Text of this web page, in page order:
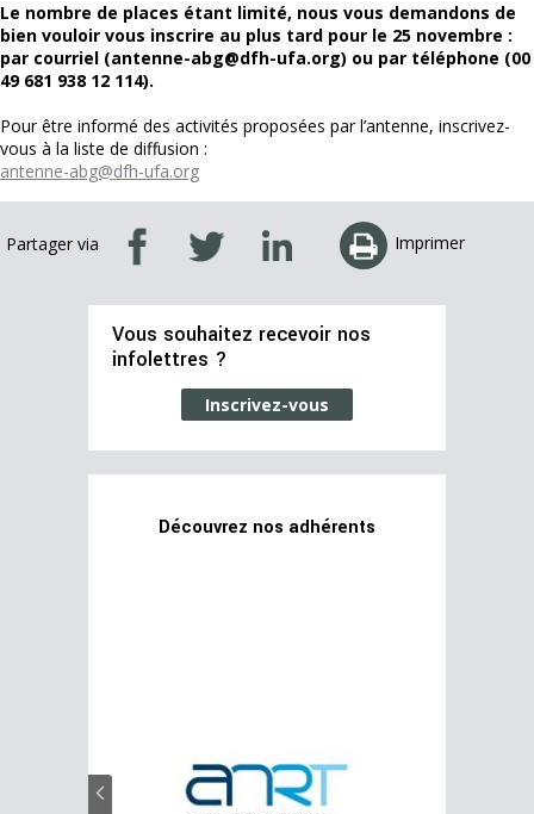
Le nombre de places étant limité, nous vous demandons de
bien vouloir vous inscrire au plus tard pour le 25 novembre :
par courriel (antenne-abg@dfh-ufa.org) ou par téléphone (00
49 681 938 12 114).
Pour être informé des activités proposées par l’antenne, inscrivez-
vous à la liste de diffusion :
antenne-abg@dfh-ufa.org
Partager via Imprimer
Vous souhaitez recevoir nos
infolettres ?
Inscrivez-vous
Découvrez nos adhérents